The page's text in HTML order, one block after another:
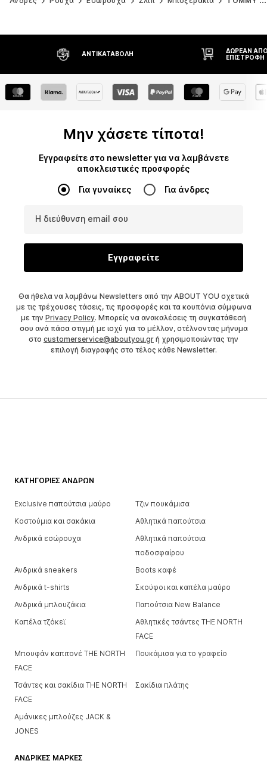
ΔΩΡΕΆΝ ΑΠΟΣΤΟΛΉ* ΚΑΙ
ΕΠΙΣΤΡΟΦΉ
Μην χάσετε τίποτα!
Εγγραφείτε στο newsletter για να λαμβάνετε
αποκλειστικές προσφορές
Για γυναίκες Για άνδρες
Η διεύθυνση email σου
Εγγραφείτε
Θα ήθελα να λαμβάνω Newsletters από την ABOUT YOU σχετικά
με τις τρέχουσες τάσεις, τις προσφορές και τα κουπόνια σύμφωνα
με την Privacy Policy. Μπορείς να ανακαλέσεις τη συγκατάθεσή
σου ανά πάσα στιγμή με ισχύ για το μέλλον, στέλνοντας μήνυμα
στο customerservice@aboutyou.gr ή χρησιμοποιώντας την
επιλογή διαγραφής στο τέλος κάθε Newsletter.
ΚΑΤΗΓΟΡΊΕΣ ΑΝΔΡΏΝ
Exclusive παπούτσια μαύρο
Τζιν πουκάμισα
Κοστούμια και σακάκια
Αθλητικά παπούτσια
Ανδρικά εσώρουχα
Αθλητικά παπούτσια
ποδοσφαίρου
Ανδρικά sneakers
Boots καφέ
Ανδρικά t-shirts
Σκούφοι και καπέλα μαύρο
Ανδρικά μπλουζάκια
Παπούτσια New Balance
Καπέλα τζόκεϊ
Αθλητικές τσάντες THE NORTH
FACE
Μπουφάν καπιτονέ THE NORTH
FACE
Πουκάμισα για το γραφείο
Τσάντες και σακίδια THE NORTH
FACE
Σακίδια πλάτης
Αμάνικες μπλούζες JACK &
JONES
ΑΝΔΡΙΚΈΣ ΜΆΡΚΕΣ